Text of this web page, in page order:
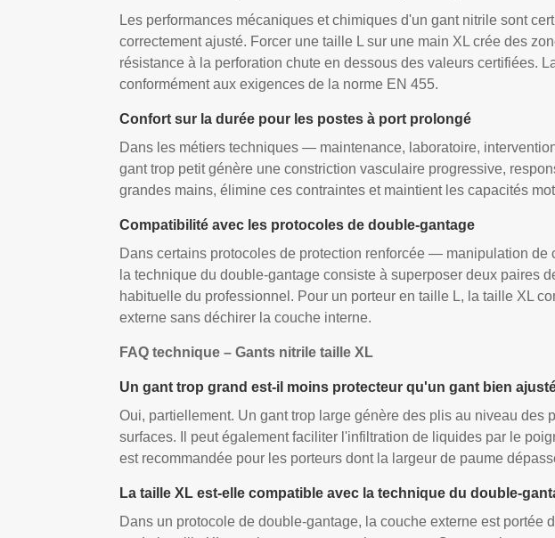
Les performances mécaniques et chimiques d'un gant nitrile sont
correctement ajusté. Forcer une taille L sur une main XL crée des
résistance à la perforation chute en dessous des valeurs certifiées.
conformément aux exigences de la norme EN 455.
Confort sur la durée pour les postes à port prolongé
Dans les métiers techniques — maintenance, laboratoire,
gant trop petit génère une constriction vasculaire progressive,
grandes mains, élimine ces contraintes et maintient les capacités
Compatibilité avec les protocoles de double-gantage
Dans certains protocoles de protection renforcée — manipulation
la technique du double-gantage consiste à superposer deux paires
habituelle du professionnel. Pour un porteur en taille L, la taille XL
externe sans déchirer la couche interne.
FAQ technique – Gants nitrile taille XL
Un gant trop grand est-il moins protecteur qu'un gant bien
Oui, partiellement. Un gant trop large génère des plis au niveau
surfaces. Il peut également faciliter l'infiltration de liquides par le
est recommandée pour les porteurs dont la largeur de paume
La taille XL est-elle compatible avec la technique du double-
Dans un protocole de double-gantage, la couche externe est